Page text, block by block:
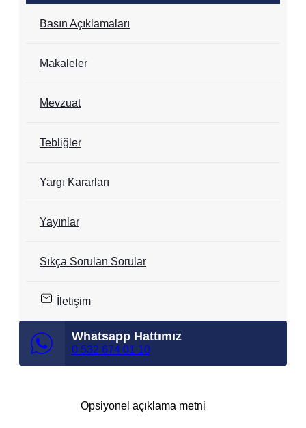
Basın Açıklamaları
Makaleler
Mevzuat
Tebliğler
Yargı Kararları
Yayınlar
Sıkça Sorulan Sorular
İletişim
Whatsapp Hattımız
0 532 674 01 10
Opsiyonel açıklama metni